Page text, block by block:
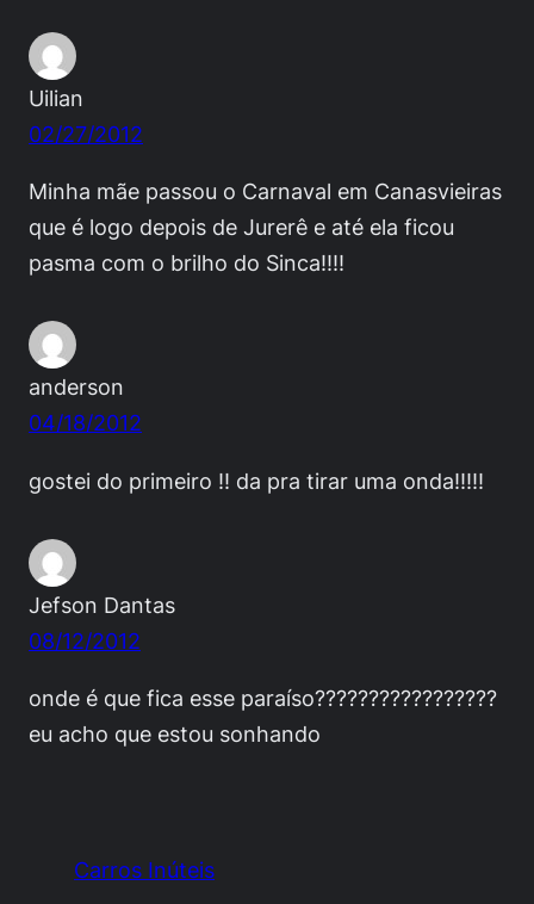
Uilian
02/27/2012
Minha mãe passou o Carnaval em Canasvieiras
que é logo depois de Jurerê e até ela ficou
pasma com o brilho do Sinca!!!!
anderson
04/18/2012
gostei do primeiro !! da pra tirar uma onda!!!!!
Jefson Dantas
08/12/2012
onde é que fica esse paraíso?????????????????
eu acho que estou sonhando
Carros Inúteis